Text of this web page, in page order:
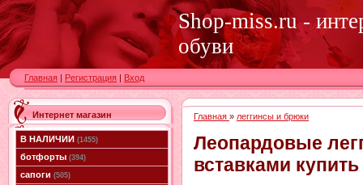
Shop-miss.ru -
обуви
Главная | Регистрация | Вход
Интернет магазин
В НАЛИЧИИ (1455)
ботфорты (394)
сапоги (505)
Главная » леггинсы и брюки
Леопардовые
вставками купить